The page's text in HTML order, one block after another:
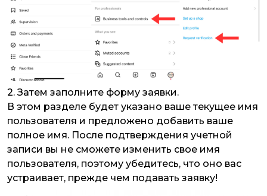
2. Затем заполните форму заявки.
В этом разделе будет указано ваше текущее имя
пользователя и предложено добавить ваше
полное имя. После подтверждения учетной
записи вы не сможете изменить свое имя
пользователя, поэтому убедитесь, что оно вас
устраивает, прежде чем подавать заявку!